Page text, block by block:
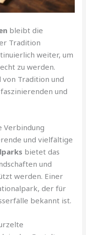
bleibt die
Tradition
weiter, um
zu werden.
von Tradition und
und
Verbindung
und vielfältige
bietet das
und
werden. Einer
der für
bekannt ist.